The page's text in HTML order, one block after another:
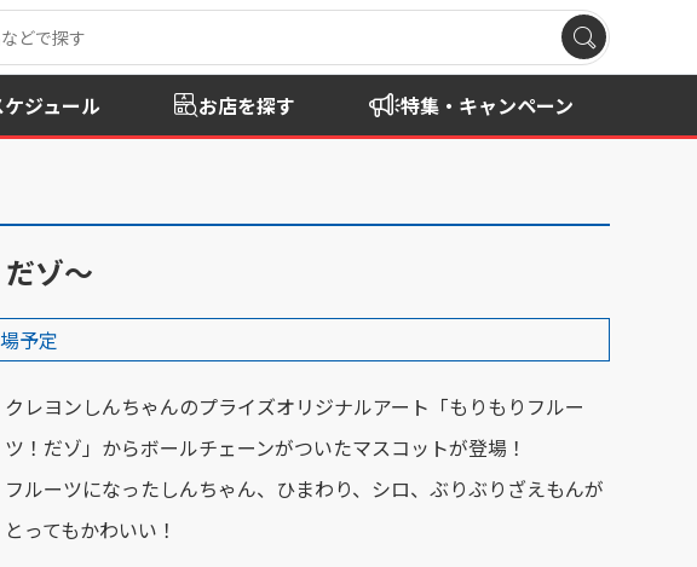
ジュール お店を探す 特集・キャンペーン
ゾ～
予定
クレヨンしんちゃんのプライズオリジナルアート「もりもりフルー
ツ！だゾ」からボールチェーンがついたマスコットが登場！
フルーツになったしんちゃん、ひまわり、シロ、ぶりぶりざえもんが
とってもかわいい！